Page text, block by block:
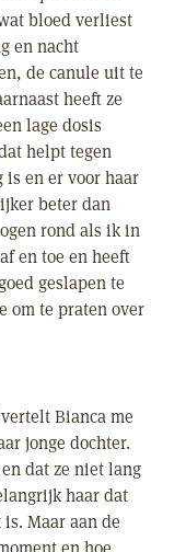
bloed verliest
en nacht
de canule uit te
heeft ze
lage dosis
helpt tegen
is en er voor haar
beter dan
rond als ik in
en toe en heeft
geslapen te
om te praten over
Bianca me
jonge dochter.
dat ze niet lang
haar dat
Maar aan de